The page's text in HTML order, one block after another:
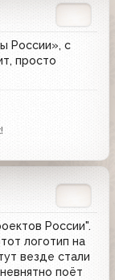
России», с
просто
России".
логотип на
везде стали
поёт